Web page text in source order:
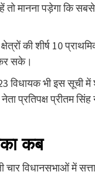
तो मानना पड़ेगा कि
की शीर्ष 10
सके।
विधायक भी इस
प्रतिपक्ष प्रीतम
कब
विधानसभाओं में